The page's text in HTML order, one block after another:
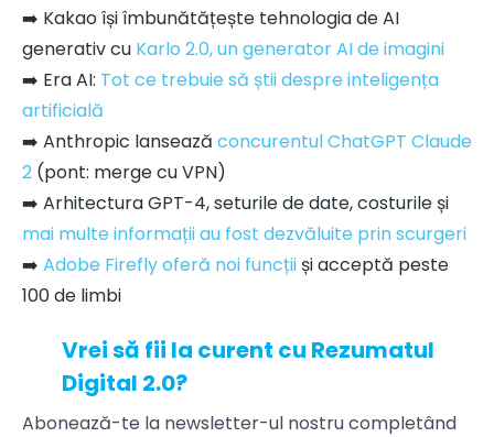
➡️ Kakao își îmbunătățește tehnologia de AI
generativ cu Karlo 2.0, un generator AI de imagini
➡️ Era AI: Tot ce trebuie să știi despre inteligența
artificială
➡️ Anthropic lansează concurentul ChatGPT Claude
2 (pont: merge cu VPN)
➡️ Arhitectura GPT-4, seturile de date, costurile și
mai multe informații au fost dezvăluite prin scurgeri
➡️ Adobe Firefly oferă noi funcțiiși acceptă peste
100 de limbi
Vrei să fii la curent cu Rezumatul
Digital 2.0?
Abonează-te la newsletter-ul nostru completând